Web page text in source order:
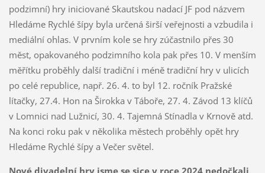
podzimní) hry iniciované Skautskou nadací JF pod názvem
Hledáme Rychlé šípy byla určená širší veřejnosti a vzbudila i
mediální ohlas. V prvním kole se hry zúčastnilo přes 30
měst, opakovaného podzimního kola pak přes 10. V menším
měřítku proběhly další tradiční i méně tradiční hry v ulicích
po celé republice, např. 26. 4. to byl 12. ročník Pražské
lítačky, 27.4. Hon na Širokka v Táboře, 27. 4. Závod 13 klíčů
v Lomnici nad Lužnicí, 30. 4. Tajemná Stínadla v Krnově atd.
Na konci roku pak v několika městech proběhly opět hry
Hledáme Rychlé šípy a Večer světel.